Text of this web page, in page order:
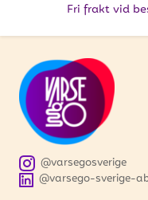
Fri frakt vid
@varsego-sverige-
@varsegosverige